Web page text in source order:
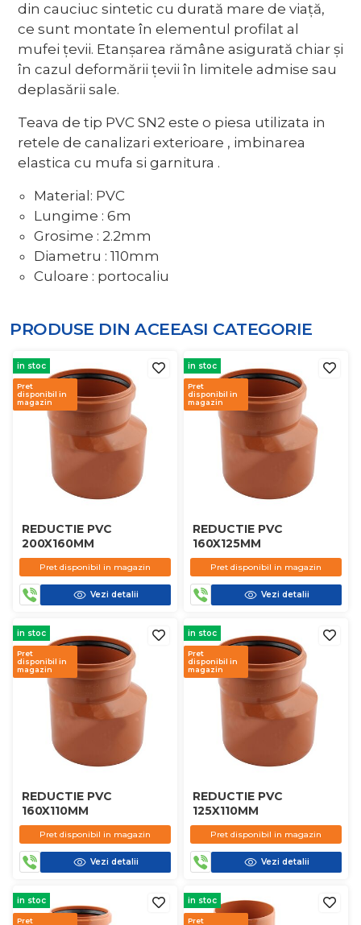
din cauciuc sintetic cu durată mare de viață,
ce sunt montate în elementul profilat al
mufei țevii. Etanșarea rămâne asigurată chiar și
în cazul deformării țevii în limitele admise sau
deplasării sale.
Teava de tip PVC SN2 este o piesa utilizata in
retele de canalizari exterioare , imbinarea
elastica cu mufa si garnitura .
Material: PVC
Lungime : 6m
Grosime : 2.2mm
Diametru : 110mm
Culoare : portocaliu
PRODUSE DIN ACEEASI CATEGORIE
in stoc
Pret
disponibil in
magazin
REDUCTIE PVC
200X160MM
Pret disponibil in magazin
Vezi detalii
in stoc
Pret
disponibil in
magazin
REDUCTIE PVC
160X125MM
Pret disponibil in magazin
Vezi detalii
in stoc
Pret
disponibil in
magazin
REDUCTIE PVC
160X110MM
Pret disponibil in magazin
Vezi detalii
in stoc
Pret
disponibil in
magazin
REDUCTIE PVC
125X110MM
Pret disponibil in magazin
Vezi detalii
in stoc
Pret
in stoc
Pret